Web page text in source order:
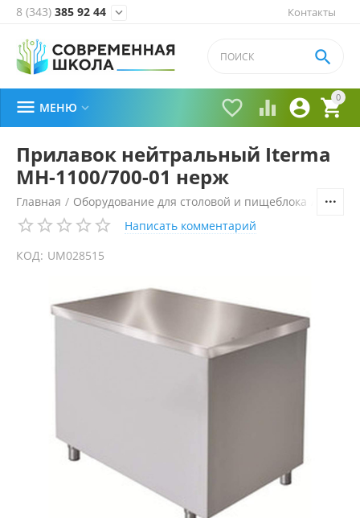
Контакты
8 (343) 385 92 44 
0


 

 МЕНЮ 
Прилавок нейтральный Iterma
МН-1100/700-01 нерж
Главная / Оборудование для столовой и пищеблока
Написать комментарий
КОД: UM028515